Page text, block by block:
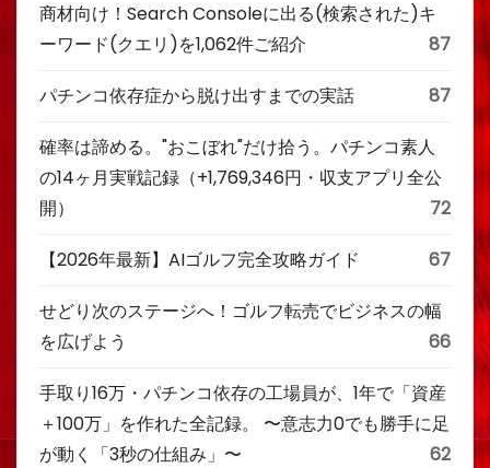
商材向け！Search Consoleに出る(検索された)キ
ーワード(クエリ)を1,062件ご紹介
87
パチンコ依存症から脱け出すまでの実話 87
確率は諦める。"おこぼれ"だけ拾う。パチンコ素人
の14ヶ月実戦記録（+1,769,346円・収支アプリ全公
開）
72
【2026年最新】AIゴルフ完全攻略ガイド 67
せどり次のステージへ！ゴルフ転売でビジネスの幅
を広げよう
66
手取り16万・パチンコ依存の工場員が、1年で「資産
＋100万」を作れた全記録。 〜意志力0でも勝手に足
が動く「3秒の仕組み」〜
62